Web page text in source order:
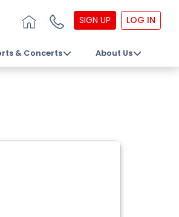
SIGN UP LOG IN
& Concerts About Us